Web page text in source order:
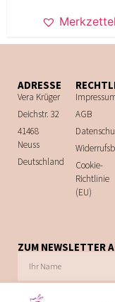
Merkzettel
ADRESSE
Vera Krüger
Deichstr. 32
41468
Neuss
Deutschland
AGB
Cookie-
Richtlinie
(EU)
ZUM NEWSLETTER